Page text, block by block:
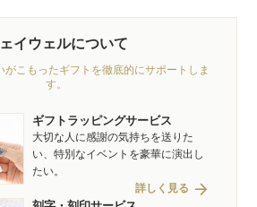
イウェルについて
こもったギフトを徹底的にサポートしま
す。
ギフトラッピングサービス
大切な人に感謝の気持ちを送りた
い、特別なイベントを豪華に演出し
たい。
詳しく見る arrow_forward